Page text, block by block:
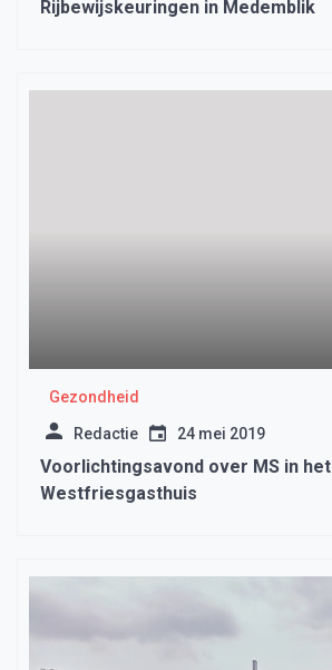
Rijbewijskeuringen in Medemblik
Gezondheid
Redactie 24 mei 2019
Voorlichtingsavond over MS in het
Westfriesgasthuis